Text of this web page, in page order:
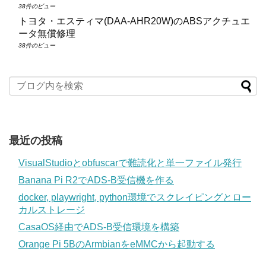
38件のビュー
トヨタ・エスティマ(DAA‑AHR20W)のABSアクチュエ
ータ無償修理
38件のビュー
最近の投稿
VisualStudioとobfuscarで難読化と単一ファイル発行
Banana Pi R2でADS-B受信機を作る
docker, playwright, python環境でスクレイピングとロー
カルストレージ
CasaOS経由でADS-B受信環境を構築
Orange Pi 5BのArmbianをeMMCから起動する